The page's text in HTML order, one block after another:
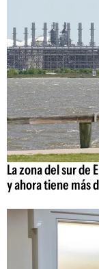
La zona del sur de
y ahora tiene más